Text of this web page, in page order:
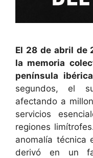
El 28 de abril de
la memoria
península
segundos, el
afectando a
servicios
regiones
anomalía técnica
derivó en un